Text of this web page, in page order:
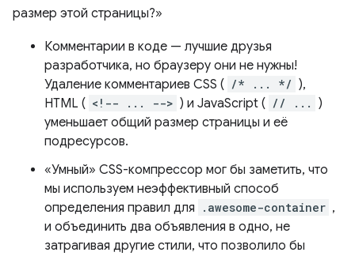
размер этой страницы?»
Комментарии в коде — лучшие друзья
разработчика, но браузеру они не нужны!
Удаление комментариев CSS ( /* ... */ ),
HTML ( <!-- ... --> ) и JavaScript ( // ...
)
уменьшает общий размер страницы и её
подресурсов.
«Умный» CSS-компрессор мог бы заметить, что
мы используем неэффективный способ
определения правил для
.awesome-container ,
и объединить два объявления в одно, не
затрагивая другие стили, что позволило бы